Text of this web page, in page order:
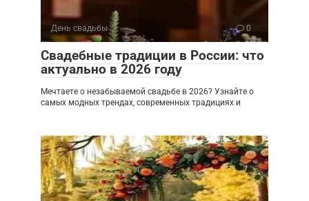
День свадьбы 0
Свадебные традиции в России: что
актуально в 2026 году
Мечтаете о незабываемой свадьбе в 2026? Узнайте о
самых модных трендах, современных традициях и